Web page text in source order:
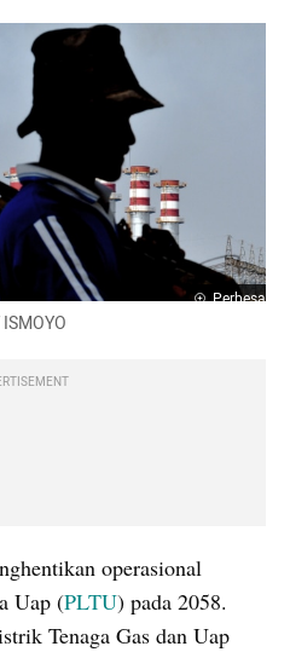
Perbesar
Uap (PLTU) pada 2058.
Tenaga Gas dan Uap